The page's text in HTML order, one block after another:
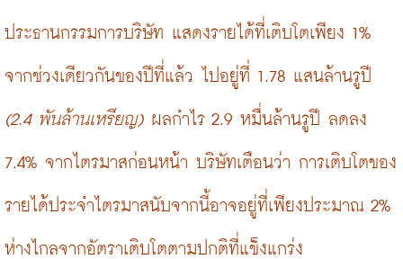
ประธานกรรมการบริษัท แสดงรายได้ที่เติบโตเพียง 1%
(2.4 พันล้านเหรียญ) ผลกำไร 2.9 หมื่นล้านรูปี ลดลง
7.4% จากไตรมาสก่อนหน้า บริษัทเตือนว่า การเติบโตของ
รายได้ประจำไตรมาสนับจากนี้อาจอยู่ที่เพียงประมาณ 2%
ห่างไกลจากอัตราเติบโตตามปกติที่แข็งแกร่ง